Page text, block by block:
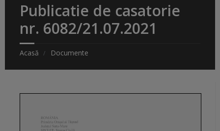
Publicatie de casatorie
nr. 6082/21.07.2021
Acasă Documente